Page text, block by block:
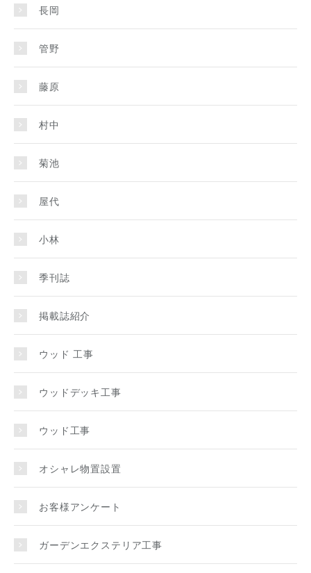
長岡
管野
藤原
村中
菊池
屋代
小林
季刊誌
掲載誌紹介
ウッド 工事
ウッドデッキ工事
ウッド工事
オシャレ物置設置
お客様アンケート
ガーデンエクステリア工事